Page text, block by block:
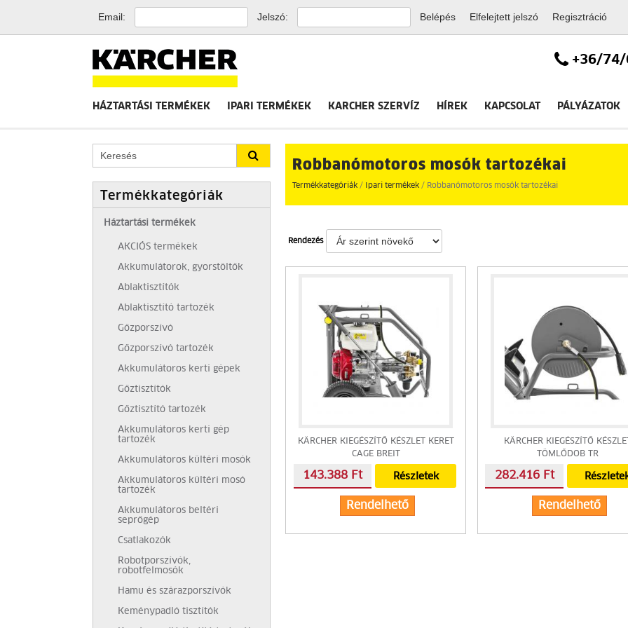
Email: Jelszó: Elfelejtett jelszó Regisztráció
+36/74/
HÁZTARTÁSI TERMÉKEK IPARI TERMÉKEK KARCHER SZERVÍZ HÍREK KAPCSOLAT PÁLYÁZATOK
Termékkategóriák
Háztartási termékek
AKCIÓS termékek
Akkumulátorok, gyorstöltők
Ablaktisztítók
Ablaktisztító tartozék
Gőzporszívó
Gőzporszívó tartozék
Akkumulátoros kerti gépek
Gőztisztítók
Gőztisztító tartozék
Akkumulátoros kerti gép
tartozék
Akkumulátoros kültéri mosók
Akkumulátoros kültéri mosó
tartozék
Akkumulátoros beltéri
seprőgép
Csatlakozók
Robotporszívók,
robotfelmosók
Hamu és szárazporszívók
Keménypadló tisztítók
Robbanómotoros mosók tartozékai
Termékkategóriák / Ipari termékek / Robbanómotoros mosók tartozékai
Rendezés
KÄRCHER KIEGÉSZÍTŐ KÉSZLET KERET
CAGE BREIT
143.388 Ft Részletek
Rendelhető
KÄRCHER KIEGÉSZÍTŐ
TÖMLŐDOB TR
282.416 Ft
Rendelhető